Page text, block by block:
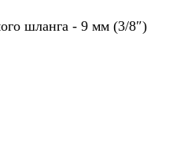
шланга - 9 мм (3/8″)